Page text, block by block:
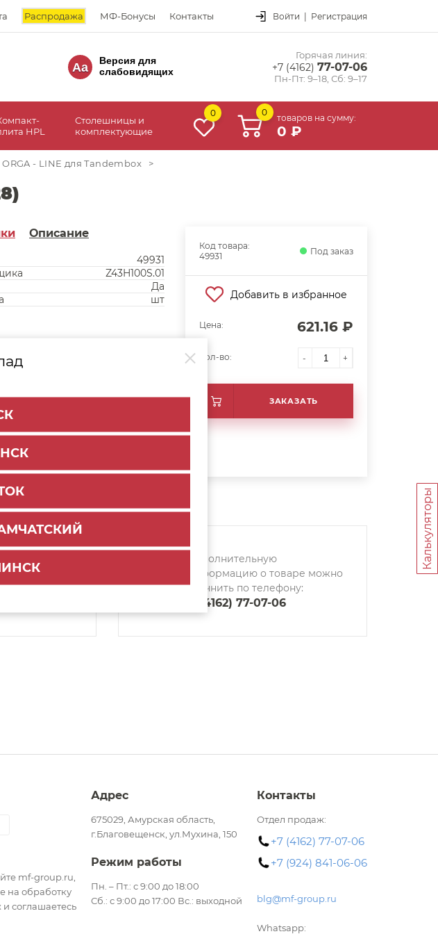
Распродажа МФ-Бонусы Контакты Войти | Регистрация
Aa
Версия для
слабовидящих
Горячая линия:
+7 (4162) 77-07-06
Пн-Пт: 9–18, Сб: 9–17
HPL
Столешницы и
комплектующие
0 0
товаров на сумму:
0 ₽
- LINE для Tandembox
>
Описание
49931
Z43H100S.01
Да
шт
Код товара:
49931
Под заказ
Добавить в избранное
Цена: 621.16 ₽
Кол-во: - +
ЗАКАЗАТЬ
Дополнительную
информацию о товаре можно
уточнить по телефону:
8 (4162) 77-07-06
Калькуляторы
mf-group.ru,
на обработку
соглашаетесь
Адрес
675029, Амурская область,
г.Благовещенск, ул.Мухина, 150
Режим работы
Пн. – Пт.: с 9:00 до 18:00
Сб.: с 9:00 до 17:00 Вс.: выходной
Контакты
Отдел продаж:
+7 (4162) 77-07-06
+7 (924) 841-06-06
blg@mf-group.ru
Whatsapp: